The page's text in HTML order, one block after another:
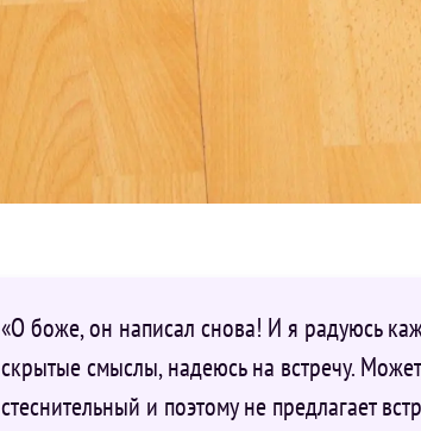
«О боже, он написал снова! И я радуюсь
скрытые смыслы, надеюсь на встречу.
стеснительный и поэтому не предлагает